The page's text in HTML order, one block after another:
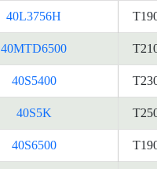
40L3756H
40MTD6500
40S5400
40S5K
40S6500